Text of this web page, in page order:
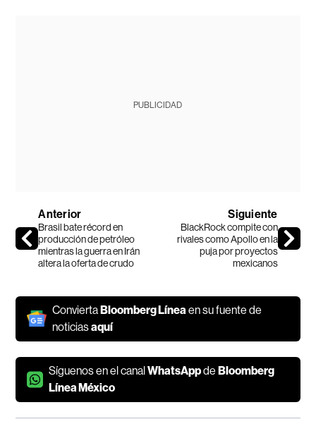
PUBLICIDAD
Anterior
Brasil bate récord en
producción de petróleo
mientras la guerra en Irán
altera la oferta de crudo
Siguiente
BlackRock compite con
rivales como Apollo en la
puja por proyectos
mexicanos
ConviertaBloomberg Línea en su fuente de
noticiasaquí
Síguenos en el canalWhatsAppdeBloomberg
Línea México